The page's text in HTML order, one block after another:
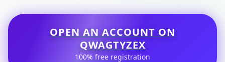
OPEN AN ACCOUNT ON
QWAGTYZEX
100% free registration